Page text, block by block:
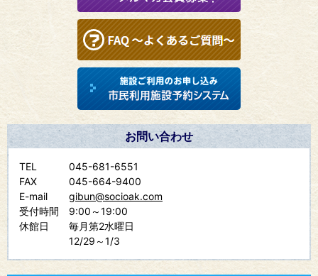
お問い合わせ
TEL
045-681-6551
FAX
045-664-9400
E-mail
gibun@socioak.com
受付時間
9:00～19:00
休館日
毎月第2水曜日
12/29～1/3